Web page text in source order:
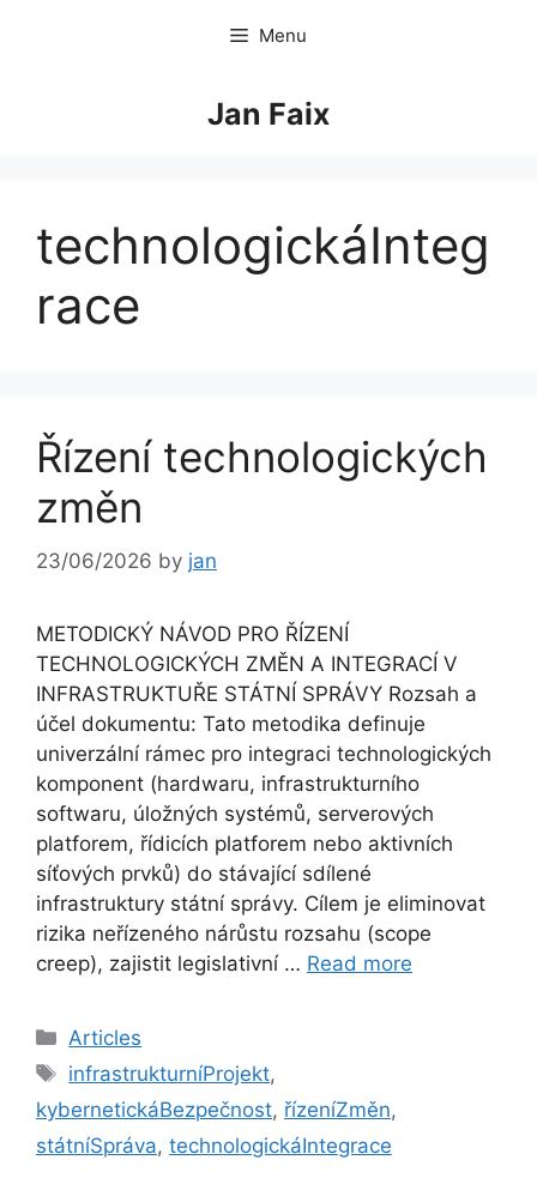
Menu
Jan Faix
technologickáInteg
race
Řízení technologických
změn
23/06/2026 by jan
METODICKÝ NÁVOD PRO ŘÍZENÍ
TECHNOLOGICKÝCH ZMĚN A INTEGRACÍ V
INFRASTRUKTUŘE STÁTNÍ SPRÁVY Rozsah a
účel dokumentu: Tato metodika definuje
univerzální rámec pro integraci technologických
komponent (hardwaru, infrastrukturního
softwaru, úložných systémů, serverových
platforem, řídicích platforem nebo aktivních
síťových prvků) do stávající sdílené
infrastruktury státní správy. Cílem je eliminovat
rizika neřízeného nárůstu rozsahu (scope
creep), zajistit legislativní … Read more
Categories
Articles
Tags
infrastrukturníProjekt,
kybernetickáBezpečnost, řízeníZměn,
státníSpráva, technologickáIntegrace